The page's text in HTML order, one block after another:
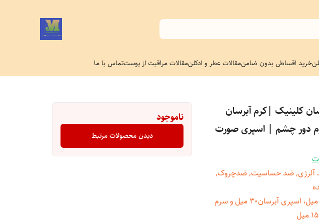
خرید اقساطی بدون ضامنمقالات عطر و ادکلنمقالات مراقبت از پوستتماس با ما
کلینیک |کرم آبرسان
دور چشم | اسپری صورت
آلرژی, ضد حساسیت, ضدچروک,
ژل-کرم آبرسان75 میل، اسپری آبرسان30 میل و سرم
ناموجود
دیدن محصولات مرتبط